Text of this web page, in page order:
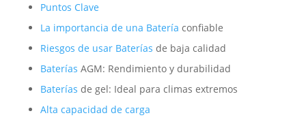
Puntos Clave
La importancia de una Batería confiable
Riesgos de usar Baterías de baja calidad
Baterías AGM: Rendimiento y durabilidad
Baterías de gel: Ideal para climas extremos
Alta capacidad de carga